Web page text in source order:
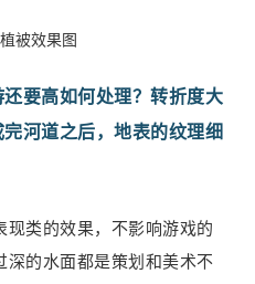
被效果图
要高如何处理？转折度大
河道之后，地表的纹理细
类的效果，不影响游戏的
深的水面都是策划和美术不